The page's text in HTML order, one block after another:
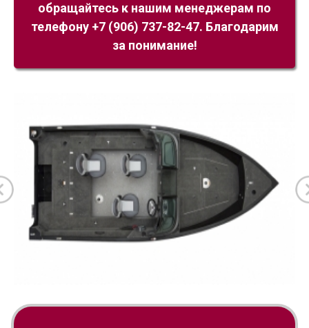
обращайтесь к нашим менеджерам по
телефону +7 (906) 737-82-47. Благодарим
за понимание!